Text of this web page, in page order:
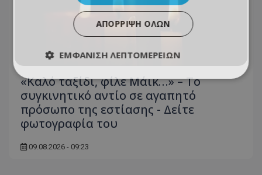
«Καλό ταξίδι, φίλε Μάικ…» – Το
συγκινητικό αντίο σε αγαπητό
πρόσωπο της εστίασης - Δείτε
φωτογραφία του
09.08.2026 - 09:23
ΑΠΌΡΡΙΨΗ ΌΛΩΝ
ΕΜΦΆΝΙΣΗ ΛΕΠΤΟΜΕΡΕΙΏΝ